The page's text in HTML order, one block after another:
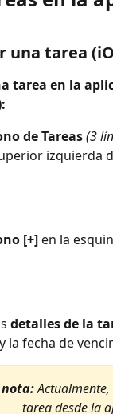
una tarea
tarea en la
de Tareas(3
izquierda
[+] en la
detalles de la
la fecha de
Actualmente,
tarea desde la